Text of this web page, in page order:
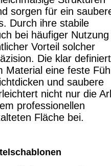
sorgen für ein
Durch ihre stabile
bei häufiger Nutzung
Vorteil solcher
Die klar
Material eine feste
und saubere
nicht nur die
professionellen
Fläche bei.